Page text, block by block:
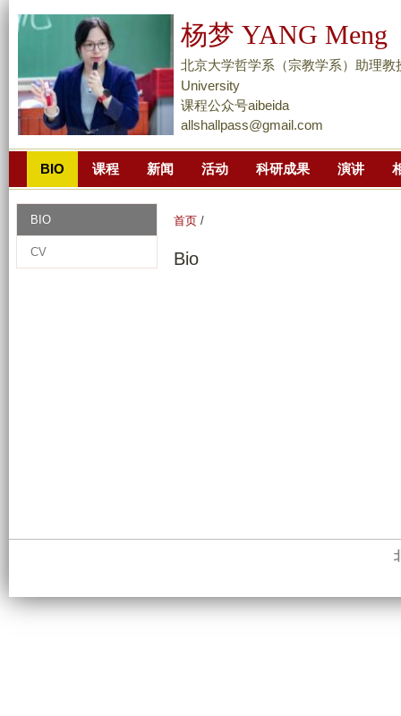
转
到
主
杨梦 YANG Meng
北京大学哲学系（宗教学系）助理
University
课程公众号aibeida
allshallpass@gmail.com
BIO 课程 新闻 活动 科研成果 演讲
首页 /
Bio
BIO
CV